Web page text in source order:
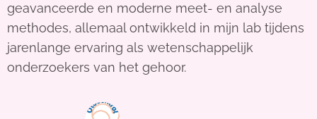
geavanceerde en moderne meet- en analyse
methodes, allemaal ontwikkeld in mijn lab tijdens
jarenlange ervaring als wetenschappelijk
onderzoekers van het gehoor.